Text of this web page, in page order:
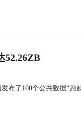
52.26ZB
布了100个公共数据“